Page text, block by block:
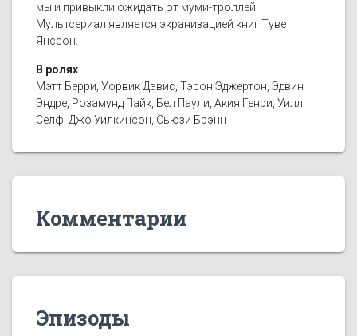
мы и привыкли ожидать от муми-троллей.
Мультсериал является экранизацией книг Туве
Янссон.
В ролях
Мэтт Берри, Уорвик Дэвис, Тэрон Эджертон, Эдвин
Эндре, Розамунд Пайк, Бел Паули, Акия Генри, Уилл
Селф, Джо Уилкинсон, Сьюзи Брэнн
Комментарии
Эпизоды